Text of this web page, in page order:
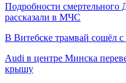
Подробности
рассказали в МЧС
В Витебске трамвай сошёл с
Audi в центре Минска
крышу